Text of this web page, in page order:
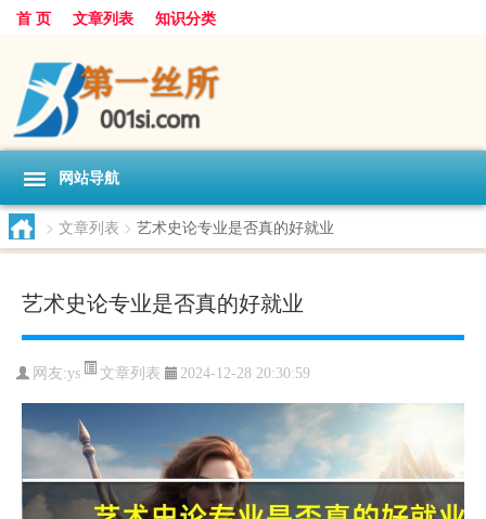
首 页 文章列表 知识分类
网站导航
> 文章列表 > 艺术史论专业是否真的好就业
艺术史论专业是否真的好就业
网友:ys 文章列表 2024-12-28 20:30:59